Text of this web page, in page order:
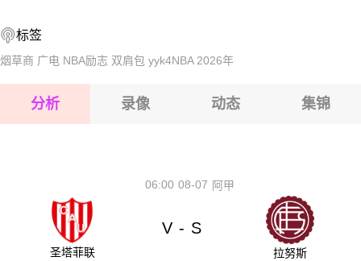
2026-08-15 【球会友谊】 前进之鹰VS阿尔梅勒城
标签
烟草商 广电 NBA励志 双肩包 yyk4NBA 2026年
分析 录像 动态 集锦
08-07
06:00 阿甲
圣塔菲联
V - S
拉努斯